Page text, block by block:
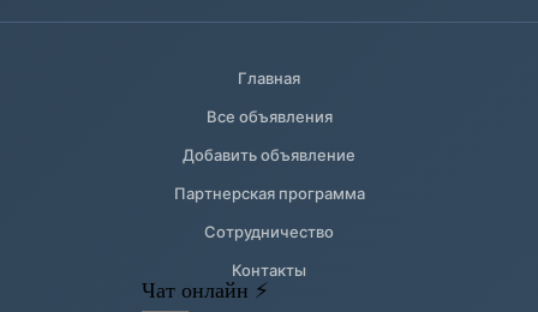
Главная
Все объявления
Добавить объявление
Партнерская программа
Сотрудничество
Контакты